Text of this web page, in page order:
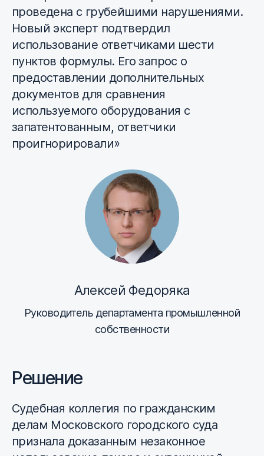
проведена с грубейшими нарушениями.
Новый эксперт подтвердил
использование ответчиками шести
пунктов формулы. Его запрос о
предоставлении дополнительных
документов для сравнения
используемого оборудования с
запатентованным, ответчики
проигнорировали»
Алексей Федоряка
Руководитель департамента промышленной
собственности
Решение
Судебная коллегия по гражданским
делам Московского городского суда
признала доказанным незаконное